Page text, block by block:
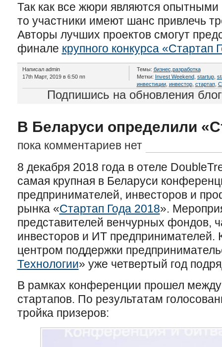
Так как все жюри являются
то участники имеют шанс привлечь
Авторы лучших проектов смогут
финале крупного конкурса «Стартап
Написал admin
17th Март, 2019 в 6:50 пп
Темы: бизнес разработка
Метки: Invest Weekend, startup,
инвестиции, инвестор, стартап,
Подпишись на обновления
В Беларуси определили
пока комментариев нет
8 декабря 2018 года в отеле
самая крупная в Беларуси
предпринимателей, инвесторов и
рынка «Стартап Года 2018».
представителей венчурных фондов,
инвесторов и ИТ предпринимателей.
центром поддержки
Технологии» уже четвертый год
В рамках конференции прошел
стартапов. По результатам
тройка призеров: